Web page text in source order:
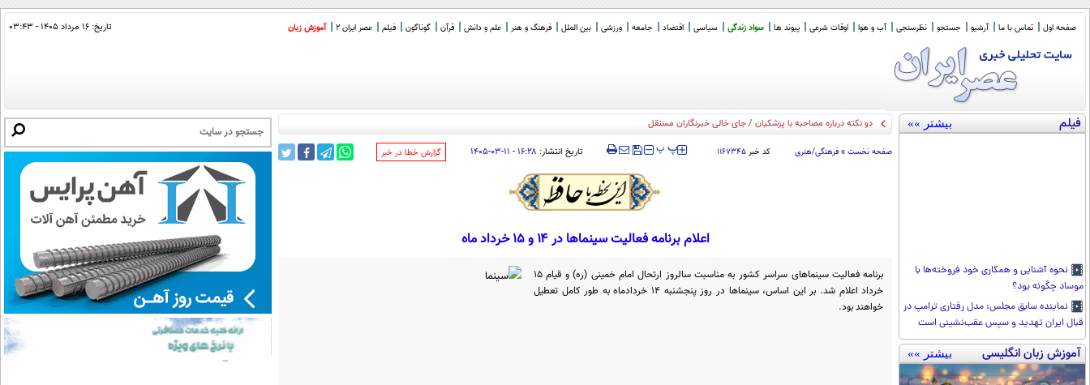
صفحه اول تماس با ما آرشیو جستجو نظرسنجی آب و هوا اوقات شرعی پیوند ها سواد زندگی سیاسی اقتصاد جامعه ورزشی بین الملل فرهنگ و هنر علم و دانش قرآن گوناگون فیلم عصر ایران 2 آموزش زبان تاریخ: ۱۶ مرداد ۱۴۰۵ - ۰۳:۴۳
فیلم بیشتر »»
نحوه آشنایی و همکاری خود فروخته‌ها با
موساد چگونه بود؟
نماینده سابق مجلس: مدل رفتاری ترامپ در
قبال ایران تهدید و سپس عقب‌نشینی است
آموزش زبان انگلیسی بیشتر »»
کیهان: آمریک _
صفحه نخست » فرهنگی/هنری کد خبر۱۱۶۷۳۴۵ ‍‍‍ پ پ تاریخ انتشار: ۱۶:۲۸ - ۱۱-۰۳-۱۴۰۵ ‌گزارش خطا در خبر
اعلام برنامه فعالیت سینماها در ۱۴ و ۱۵ خرداد ماه
برنامه فعالیت سینماهای سراسر کشور به مناسبت سالروز ارتحال امام خمینی (ره) و قیام ۱۵
خرداد اعلام شد. بر این اساس، سینماها در روز پنجشنبه ۱۴ خردادماه به طور کامل تعطیل
خواهند بود.